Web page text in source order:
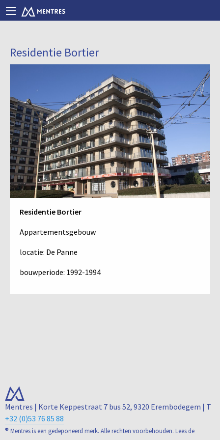
Residentie Bortier
Residentie Bortier
Appartementsgebouw
locatie: De Panne
bouwperiode: 1992-1994
Mentres | Korte Keppestraat 7 bus 52, 9320 Erembodegem | T
+32 (0)53 76 85 88
® Mentres is een gedeponeerd merk. Alle rechten voorbehouden. Lees de